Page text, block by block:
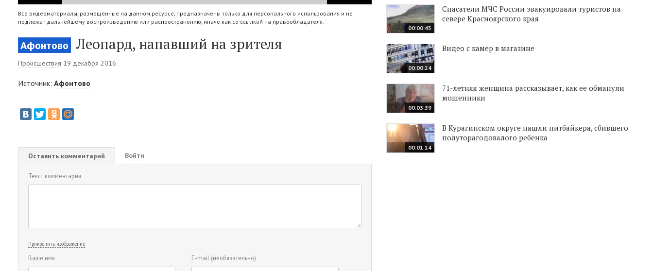
Все видеоматериалы, размещенные на данном ресурсе, предназначены только для персонального использования и не
подлежат дальнейшему воспроизведению или распространению, иначе как со ссылкой на правообладателя.
Афонтово Леопард, напавший на зрителя
Происшествия 19 декабря 2016
Источник: Афонтово
Оставить комментарий Войти
Текст комментария
Прикрепить изображение
Ваше имя E-mail (необязательно)
00:00:45
Спасатели МЧС России эвакуировали туристов на
севере Красноярского края
00:00:24
Видео с камер в магазине
00:03:39
71-летняя женщина рассказывает, как ее обманули
мошенники
00:01:14
В Курагинском округе нашли питбайкера, сбившего
полуторагодовалого ребенка